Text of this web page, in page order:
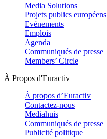
Media Solutions
Projets publics européens
Evénements
Emplois
Agenda
Communiqués de presse
Members’ Circle
À Propos d'Euractiv
À propos d’Euractiv
Contactez-nous
Mediahuis
Communiqués de presse
Publicité politique